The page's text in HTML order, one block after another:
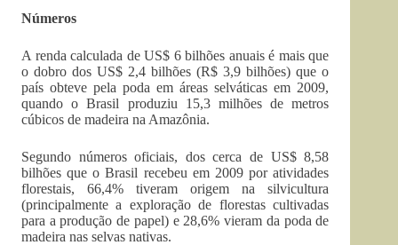
Números
A renda calculada de US$ 6 bilhões anuais é mais que
o dobro dos US$ 2,4 bilhões (R$ 3,9 bilhões) que o
país obteve pela poda em áreas selváticas em 2009,
quando o Brasil produziu 15,3 milhões de metros
cúbicos de madeira na Amazônia.
Segundo números oficiais, dos cerca de US$ 8,58
bilhões que o Brasil recebeu em 2009 por atividades
florestais, 66,4% tiveram origem na silvicultura
(principalmente a exploração de florestas cultivadas
para a produção de papel) e 28,6% vieram da poda de
madeira nas selvas nativas.